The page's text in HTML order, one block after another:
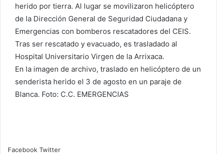
herido por tierra. Al lugar se movilizaron helicóptero
de la Dirección General de Seguridad Ciudadana y
Emergencias con bomberos rescatadores del CEIS.
Tras ser rescatado y evacuado, es trasladado al
Hospital Universitario Virgen de la Arrixaca.
En la imagen de archivo, traslado en helicóptero de un
senderista herido el 3 de agosto en un paraje de
Blanca. Foto: C.C. EMERGENCIAS
Facebook TwitterWhatsApp
Compartir
Imprimir